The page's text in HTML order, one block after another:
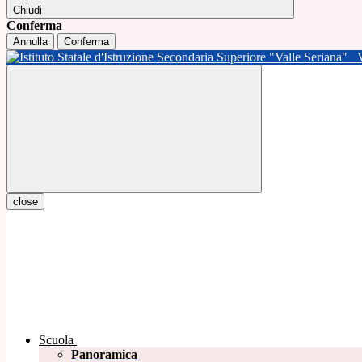
Chiudi
Conferma
Annulla Conferma
close
Scuola
Panoramica